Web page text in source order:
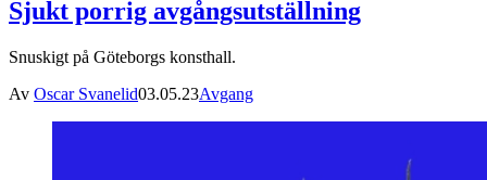
Sjukt porrig avgångsutställning
Snuskigt på Göteborgs konsthall.
Av Oscar Svanelid03.05.23Avgang